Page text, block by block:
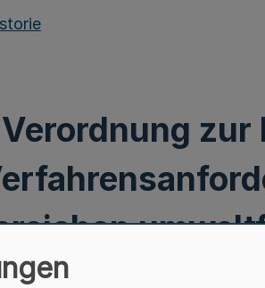
Verordnung zur